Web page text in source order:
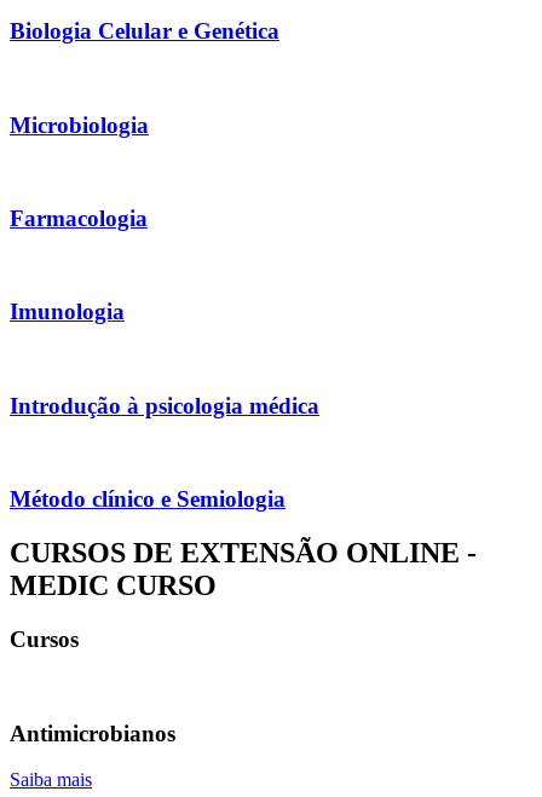
Biologia Celular e Genética
Microbiologia
Farmacologia
Imunologia
Introdução à psicologia médica
Método clínico e Semiologia
CURSOS DE EXTENSÃO ONLINE -
MEDIC CURSO
Cursos
Antimicrobianos
Saiba mais